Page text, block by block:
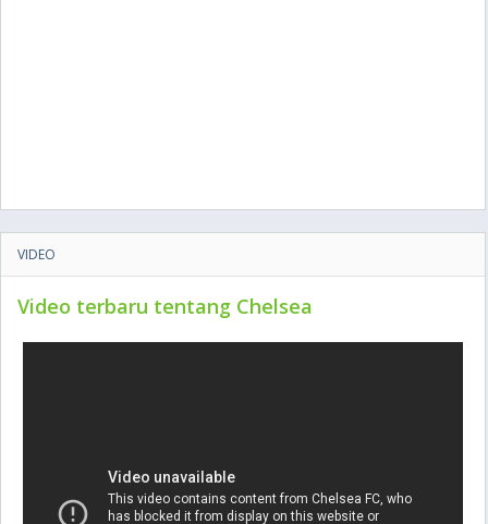
VIDEO
Video terbaru tentang Chelsea